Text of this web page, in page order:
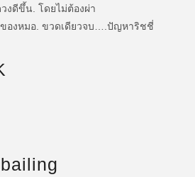
งดีขึ้น. โดยไม่ต้องผ่า
องหมอ. ขวดเดียวจบ….ปัญหาริชชี่